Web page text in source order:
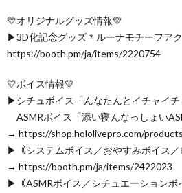
💛オリジナルグッズ情報💛
▶3D化記念グッズ＊ルーナモチーフア
https://booth.pm/ja/items/2220754
💛ボイス情報💛
▶シチュボイス「んなたんとイチャイチ
ASMRボイス「添い寝んなっしょい
→ https://shop.hololivepro.com/
▶｟システムボイス／おやすみボイス／
→ https://booth.pm/ja/items/2422023
▶｟ASMRボイス／シチュエーションボ